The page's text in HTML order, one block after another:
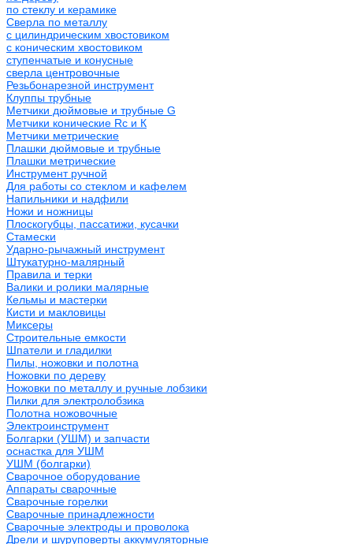
по стеклу и керамике
Сверла по металлу
c цилиндрическим хвостовиком
c коническим хвостовиком
cтупенчатые и конусные
сверла центровочные
Резьбонарезной инструмент
Клуппы трубные
Метчики дюймовые и трубные G
Метчики конические Rc и К
Метчики метрические
Плашки дюймовые и трубные
Плашки метрические
Инструмент ручной
Для работы со стеклом и кафелем
Напильники и надфили
Ножи и ножницы
Плоскогубцы, пассатижи, кусачки
Стамески
Ударно-рычажный инструмент
Штукатурно-малярный
Правила и терки
Валики и ролики малярные
Кельмы и мастерки
Кисти и макловицы
Миксеры
Строительные емкости
Шпатели и гладилки
Пилы, ножовки и полотна
Ножовки по дереву
Ножовки по металлу и ручные лобзики
Пилки для электролобзика
Полотна ножовочные
Электроинструмент
Болгарки (УШМ) и запчасти
оснастка для УШМ
УШМ (болгарки)
Сварочное оборудование
Аппараты сварочные
Сварочные горелки
Сварочные принадлежности
Сварочные электроды и проволока
Дрели и шуруповерты аккумуляторные